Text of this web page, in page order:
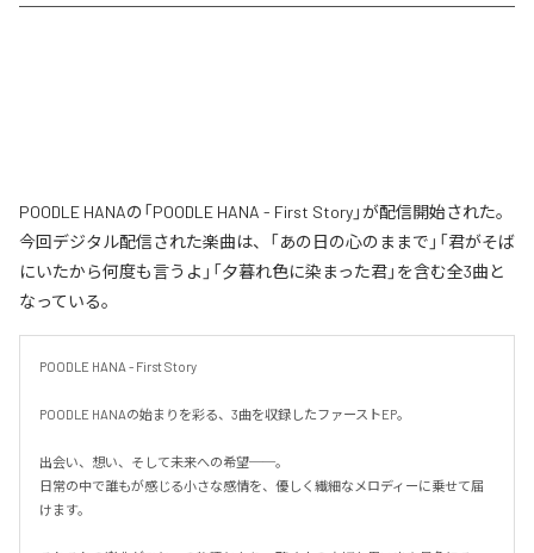
POODLE HANAの「POODLE HANA - First Story」が配信開始された。
今回デジタル配信された楽曲は、「あの日の心のままで」「君がそば
にいたから何度も言うよ」「夕暮れ色に染まった君」を含む全3曲と
なっている。
POODLE HANA - First Story
POODLE HANAの始まりを彩る、3曲を収録したファーストEP。
出会い、想い、そして未来への希望──。
日常の中で誰もが感じる小さな感情を、優しく繊細なメロディーに乗せて届
けます。